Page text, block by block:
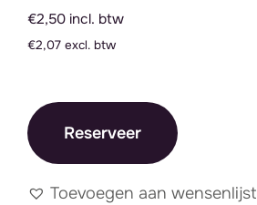
€2,50 incl. btw
€2,07 excl. btw
Reserveer
Toevoegen aan wensenlijst